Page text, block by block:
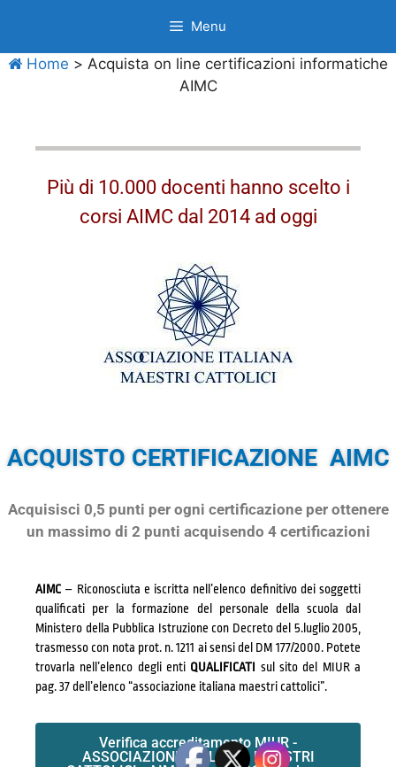
Menu
Home > Acquista on line certificazioni informatiche
AIMC
Più di 10.000 docenti hanno scelto i
corsi AIMC dal 2014 ad oggi
ACQUISTO CERTIFICAZIONE AIMC
Acquisisci 0,5 punti per ogni certificazione per ottenere
un massimo di 2 punti acquisendo 4 certificazioni
AIMC – Riconosciuta e iscritta nell’elenco definitivo dei soggetti
qualificati per la formazione del personale della scuola dal
Ministero della Pubblica Istruzione con Decreto del 5.luglio 2005,
trasmesso con nota prot. n. 1211 ai sensi del DM 177/2000. Potete
trovarla nell’elenco degli enti QUALIFICATI sul sito del MIUR a
pag. 37 dell’elenco “associazione italiana maestri cattolici”.
Verifica accreditamento MIUR -
ASSOCIAZIONE ITALIANA MAESTRI